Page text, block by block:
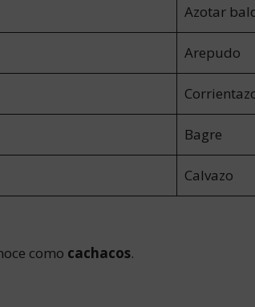
Azotar
Arepudo
Bagre
Calvazo
como cachacos.